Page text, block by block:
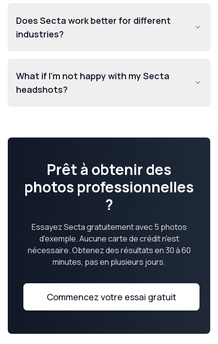
Does Secta work better for different
industries?
What if I'm not happy with my Secta
headshots?
Prêt à obtenir des
photos professionnelles
?
Essayez Secta gratuitement avec 5 photos
d'exemple. Aucune carte de crédit n'est
nécessaire. Obtenez des résultats en 30 à 60
minutes, pas en plusieurs jours.
Commencez votre essai gratuit